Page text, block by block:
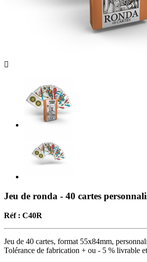

Jeu de ronda - 40 cartes
Réf : C40R
Jeu de 40 cartes, format 55x84mm,
Tolérance de fabrication + ou - 5 % livrable